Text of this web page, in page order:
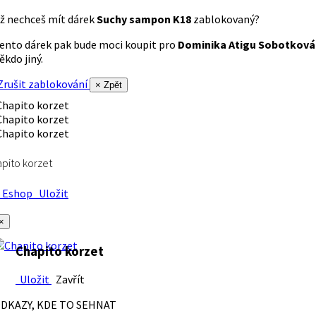
nechceš mít dárekSuchy sampon K18 zablokovaný?
dárek pak bude moci koupit pro Dominika Atigu Sobotková
jiný.
zablokování
× Zpět
korzet
Uložit
Chapito korzet
Uložit Zavřít
KDE TO SEHNAT